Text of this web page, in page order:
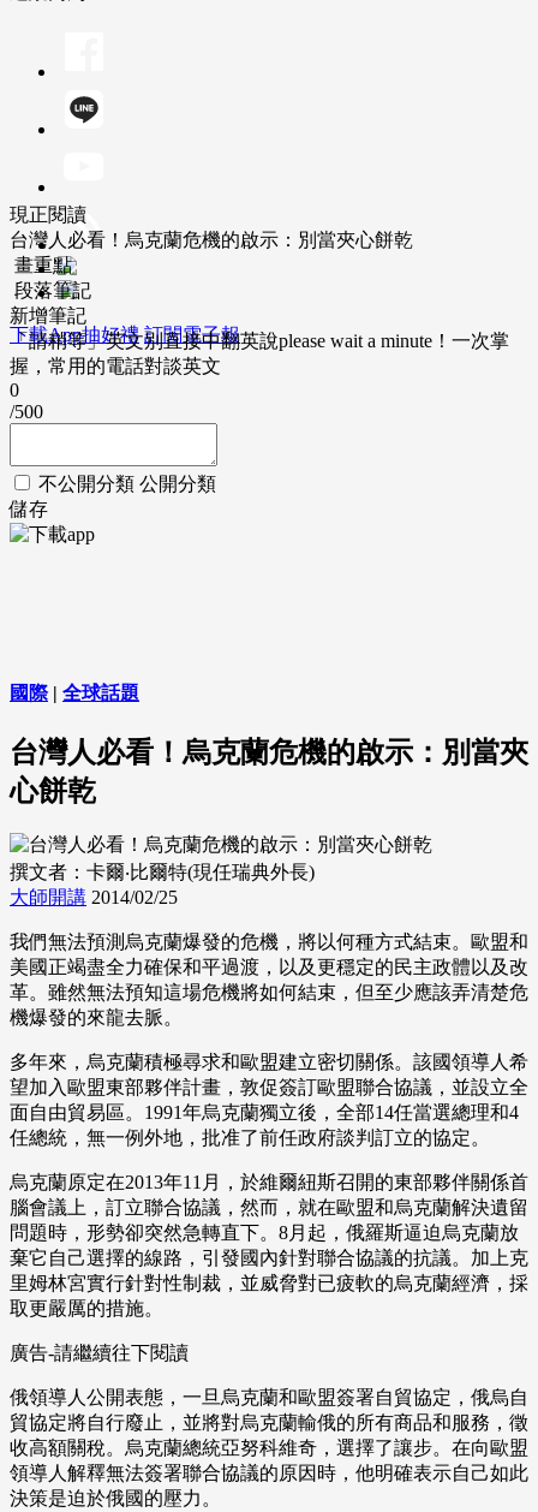
下載App抽好禮 訂閱電子報
現正閱讀
台灣人必看！烏克蘭危機的啟示：別當夾心餅乾
畫重點
段落筆記
新增筆記
「請稍等」英文別直接中翻英說please wait a minute！一次掌
握，常用的電話對談英文
0
/500
不公開分類 公開分類
儲存
國際| 全球話題
台灣人必看！烏克蘭危機的啟示：別當夾
心餅乾
撰文者：卡爾‧比爾特(現任瑞典外長)
大師開講 2014/02/25
我們無法預測烏克蘭爆發的危機，將以何種方式結束。歐盟和
美國正竭盡全力確保和平過渡，以及更穩定的民主政體以及改
革。雖然無法預知這場危機將如何結束，但至少應該弄清楚危
機爆發的來龍去脈。
多年來，烏克蘭積極尋求和歐盟建立密切關係。該國領導人希
望加入歐盟東部夥伴計畫，敦促簽訂歐盟聯合協議，並設立全
面自由貿易區。1991年烏克蘭獨立後，全部14任當選總理和4
任總統，無一例外地，批准了前任政府談判訂立的協定。
烏克蘭原定在2013年11月，於維爾紐斯召開的東部夥伴關係首
腦會議上，訂立聯合協議，然而，就在歐盟和烏克蘭解決遺留
問題時，形勢卻突然急轉直下。8月起，俄羅斯逼迫烏克蘭放
棄它自己選擇的線路，引發國內針對聯合協議的抗議。加上克
里姆林宮實行針對性制裁，並威脅對已疲軟的烏克蘭經濟，採
取更嚴厲的措施。
廣告-請繼續往下閱讀
俄領導人公開表態，一旦烏克蘭和歐盟簽署自貿協定，俄烏自
貿協定將自行廢止，並將對烏克蘭輸俄的所有商品和服務，徵
收高額關稅。烏克蘭總統亞努科維奇，選擇了讓步。在向歐盟
領導人解釋無法簽署聯合協議的原因時，他明確表示自己如此
決策是迫於俄國的壓力。